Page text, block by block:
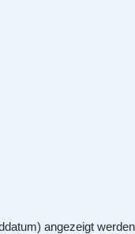
angezeigt